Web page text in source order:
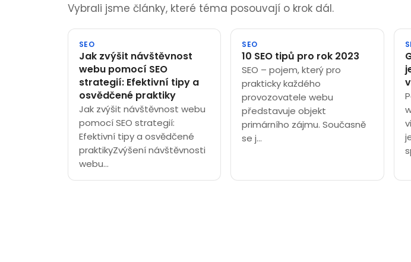
Vybrali jsme články, které téma posouvají o krok dál.
SEO
Jak zvýšit návštěvnost
webu pomocí SEO
strategií: Efektivní tipy a
osvědčené praktiky
Jak zvýšit návštěvnost webu
pomocí SEO strategií:
Efektivní tipy a osvědčené
praktikyZvýšení návštěvnosti
webu...
SEO
10 SEO tipů pro rok 2023
SEO – pojem, který pro
prakticky každého
provozovatele webu
představuje objekt
primárního zájmu. Současně
se j...